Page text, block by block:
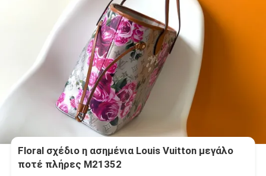
Floral σχέδιο η ασημένια Louis Vuitton μεγάλο
ποτέ πλήρες M21352